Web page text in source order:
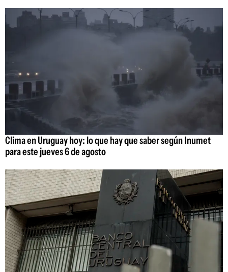
Clima en Uruguay hoy: lo que hay que saber según Inumet
para este jueves 6 de agosto